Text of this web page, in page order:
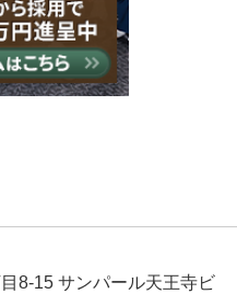
8-15 サンパール天王寺ビ